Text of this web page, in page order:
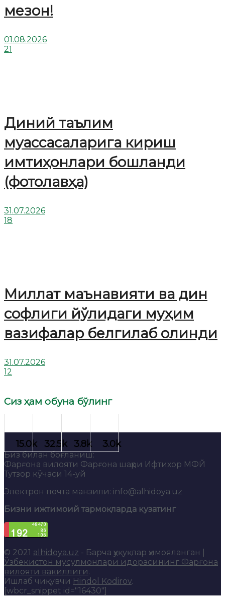
мезон!
01.08.2026
21
Диний таълим
муассасаларига кириш
имтиҳонлари бошланди
(фотолавҳа)
31.07.2026
18
Миллат маънавияти ва дин
софлиги йўлидаги муҳим
вазифалар белгилаб олинди
31.07.2026
12
Сиз ҳам обуна бўлинг
Биз билан боғланиш:
Фарғона вилояти Фарғона шаҳри Ифтихор МФЙ
Тутзор кўчаси 14-уй
Электрон почта манзили: info@alhidoya.uz
Бизни ижтимоий тармоқларда кузатинг
© 2021 alhidoya.uz - Барча ҳуқуқлар ҳимояланган |
Ўзбекистон мусулмонлари идорасининг Фарғона
вилояти вакиллиги.
Ишлаб чиқувчи Hindol Kodirov.
[wbcr_snippet id="16430"]